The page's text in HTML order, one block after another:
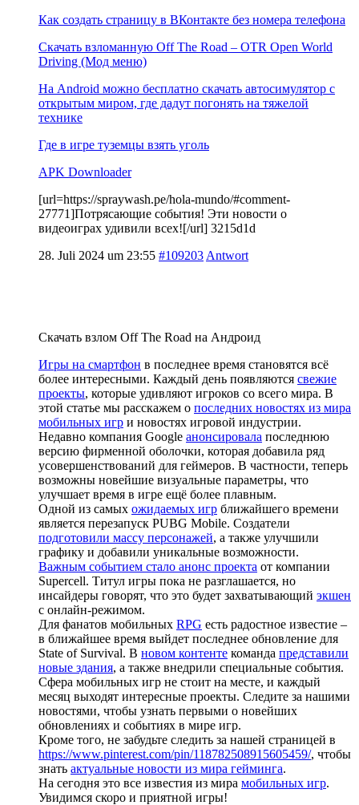
Как создать страницу в ВКонтакте без номера телефона
Скачать взломанную Off The Road – OTR Open World
Driving (Мод меню)
На Android можно бесплатно скачать автосимулятор с
открытым миром, где дадут погонять на тяжелой
технике
Где в игре туземцы взять уголь
APK Downloader
[url=https://spraywash.pe/hola-mundo/#comment-
27771]Потрясающие события! Эти новости о
видеоиграх удивили всех![/url] 3215d1d
28. Juli 2024 um 23:55 #109203 Antwort
Скачать взлом Off The Road на Андроид
Игры на смартфон в последнее время становятся всё
более интересными. Каждый день появляются свежие
проекты, которые удивляют игроков со всего мира. В
этой статье мы расскажем о последних новостях из мира
мобильных игр и новостях игровой индустрии.
Недавно компания Google анонсировала последнюю
версию фирменной оболочки, которая добавила ряд
усовершенствований для геймеров. В частности, теперь
возможны новейшие визуальные параметры, что
улучшает время в игре ещё более плавным.
Одной из самых ожидаемых игр ближайшего времени
является перезапуск PUBG Mobile. Создатели
подготовили массу персонажей, а также улучшили
графику и добавили уникальные возможности.
Важным событием стало анонс проекта от компании
Supercell. Титул игры пока не разглашается, но
инсайдеры говорят, что это будет захватывающий экшен
с онлайн-режимом.
Для фанатов мобильных RPG есть радостное известие –
в ближайшее время выйдет последнее обновление для
State of Survival. В новом контенте команда представили
новые здания, а также внедрили специальные события.
Сфера мобильных игр не стоит на месте, и каждый
месяц выходят интересные проекты. Следите за нашими
новостями, чтобы узнать первыми о новейших
обновлениях и событиях в мире игр.
Кроме того, не забудьте следить за нашей страницей в
https://www.pinterest.com/pin/118782508915605459/, чтобы
знать актуальные новости из мира гейминга.
На сегодня это все известия из мира мобильных игр.
Увидимся скоро и приятной игры!